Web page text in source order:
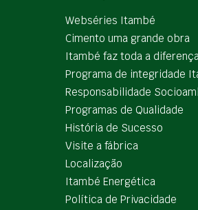
Webséries Itambé
Cimento uma grande obra
Itambé faz toda a
Programa de integridade
Responsabilidade
Programas de Qualidade
História de Sucesso
Visite a fábrica
Localização
Itambé Energética
Política de Privacidade